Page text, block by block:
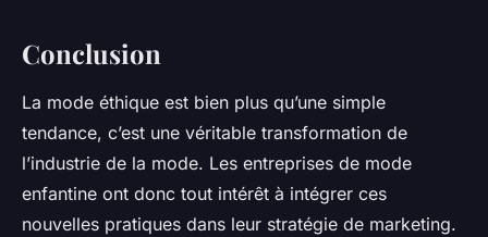
Conclusion
La mode éthique est bien plus qu’une simple
tendance, c’est une véritable transformation de
l’industrie de la mode. Les entreprises de mode
enfantine ont donc tout intérêt à intégrer ces
nouvelles pratiques dans leur stratégie de marketing.